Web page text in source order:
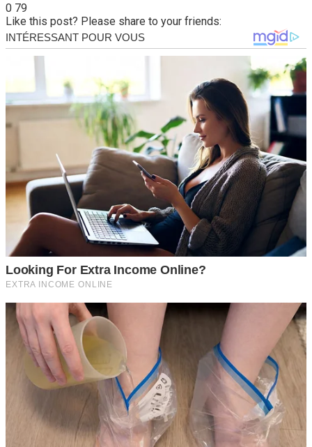
0 79
Like this post? Please share to your friends: